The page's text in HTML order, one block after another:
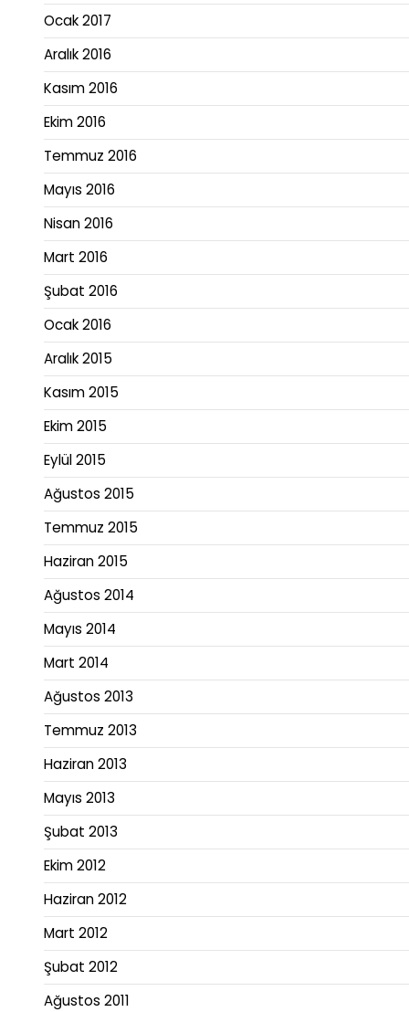
Ocak 2017
Aralık 2016
Kasım 2016
Ekim 2016
Temmuz 2016
Mayıs 2016
Nisan 2016
Mart 2016
Şubat 2016
Ocak 2016
Aralık 2015
Kasım 2015
Ekim 2015
Eylül 2015
Ağustos 2015
Temmuz 2015
Haziran 2015
Ağustos 2014
Mayıs 2014
Mart 2014
Ağustos 2013
Temmuz 2013
Haziran 2013
Mayıs 2013
Şubat 2013
Ekim 2012
Haziran 2012
Mart 2012
Şubat 2012
Ağustos 2011